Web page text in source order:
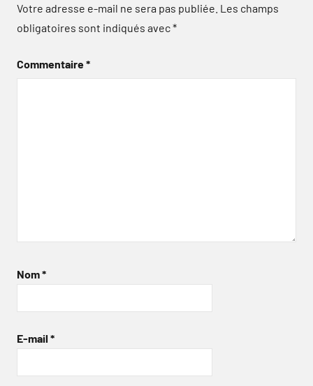
Votre adresse e-mail ne sera pas publiée. Les champs
obligatoires sont indiqués avec*
Commentaire*
Nom*
E-mail *